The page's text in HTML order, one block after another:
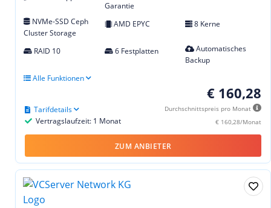
Garantie
NVMe-SSD Ceph
Cluster Storage
AMD EPYC 8 Kerne
RAID 10 6 Festplatten
Automatisches
Backup
Alle Funktionen
€ 160,28
Durchschnittspreis pro Monat
€ 160,28/Monat
Vertragslaufzeit: 1 Monat
Tarifdetails
ZUM ANBIETER